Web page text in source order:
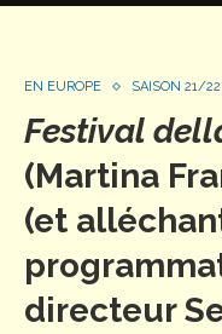
EN EUROPE SAISON 21/22
Festival
(Martina
(et
directeur